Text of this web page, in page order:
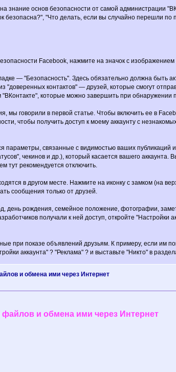
знание основ безопасности от самой администрации
безопасна?", "Что делать, если вы случайно перешли
Facebook, нажмите на значок с
— "Безопасность". Здесь обязательно должна быть
"доверенных контактов" — друзей, которые смогут
которые можно завершить при обнаружении
мы говорили в первой статье. Чтобы включить ее в
чтобы получить доступ к моему аккаунту с
параметры, связанные с видимостью ваших публикаций
чекинов и др.), который касается вашего
тут рекомендуется отключить.
в другом месте. Нажмите на иконку с замком (на
сообщения только от друзей.
день рождения, семейное положение, фотографии,
получали к ней доступ, откройте
при показе объявлений друзьям. К примеру, если им
аккаунта" ? "Реклама" ? и выставьте "Никто" в
и обмена ими через Интернет
и обмена ими через Интернет